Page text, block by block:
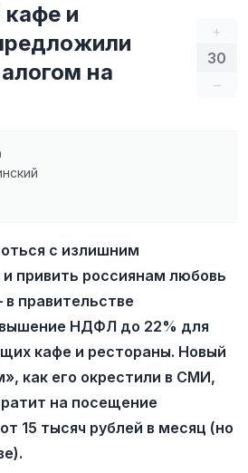
+
30
–
кафе и
на
с излишним
привить россиянам любовь
правительстве
НДФЛ до 22% для
кафе и рестораны. Новый
как его окрестили в СМИ,
на посещение
15 тысяч рублей в месяц (но